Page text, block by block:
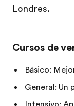
Londres.
Cursos de
Básico:
General: Un